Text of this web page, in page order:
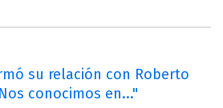
su relación con Roberto
conocimos en..."